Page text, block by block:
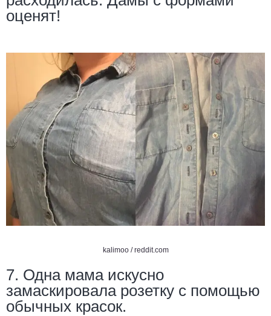
оценят!
kalimoo /reddit.com
7. Одна мама искусно
замаскировала розетку с помощью
обычных красок.